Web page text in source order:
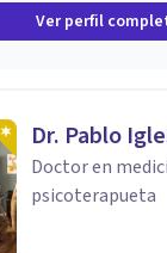
Ver perfil
Dr. Pablo
Doctor en
psicoterapueta